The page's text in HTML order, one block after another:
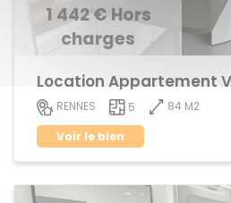
1 442 € Hors
charges
RENNES 5
84 M2
Voir le bien